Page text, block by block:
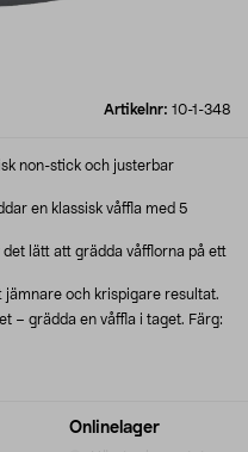
Artikelnr: 10-1-348
Onlinelager
non-stick och justerbar
en klassisk våffla med 5
lätt att grädda våfflorna på ett
jämnare och krispigare resultat.
– grädda en våffla i taget. Färg: